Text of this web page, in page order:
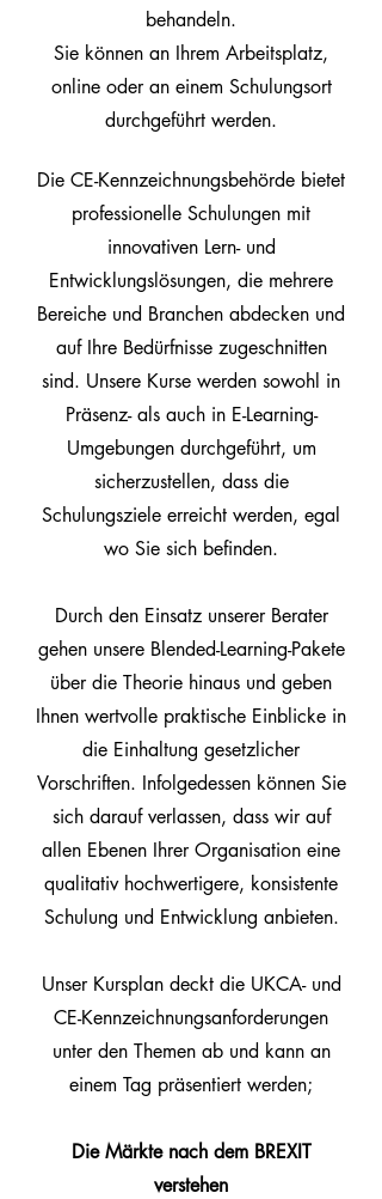
behandeln.
Sie können an Ihrem Arbeitsplatz,
online oder an einem Schulungsort
durchgeführt werden.
Die CE-Kennzeichnungsbehörde bietet
professionelle Schulungen mit
innovativen Lern- und
Entwicklungslösungen, die mehrere
Bereiche und Branchen abdecken und
auf Ihre Bedürfnisse zugeschnitten
sind. Unsere Kurse werden sowohl in
Präsenz- als auch in E-Learning-
Umgebungen durchgeführt, um
sicherzustellen, dass die
Schulungsziele erreicht werden, egal
wo Sie sich befinden.
Durch den Einsatz unserer Berater
gehen unsere Blended-Learning-Pakete
über die Theorie hinaus und geben
Ihnen wertvolle praktische Einblicke in
die Einhaltung gesetzlicher
Vorschriften. Infolgedessen können Sie
sich darauf verlassen, dass wir auf
allen Ebenen Ihrer Organisation eine
qualitativ hochwertigere, konsistente
Schulung und Entwicklung anbieten.
Unser Kursplan deckt die UKCA- und
CE-Kennzeichnungsanforderungen
unter den Themen ab und kann an
einem Tag präsentiert werden;
Die Märkte nach dem BREXIT
verstehen